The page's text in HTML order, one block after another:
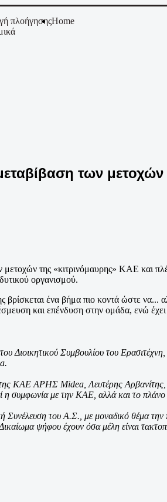
πλοήγησηςHome
των
της «κιτρινόμαυρης» ΚΑΕ και
οργανισμού.
ένα βήμα πιο κοντά ώστε να...
και επένδυση στην ομάδα, ενώ
Συμβουλίου του
ΑΡΗΣ Midea, Λευτέρης Αρβανίτης,
η συμφωνία με την ΚΑΕ, αλλά και το
Συνέλευση του Α.Σ., με μοναδικό θέμα
ψήφου έχουν όσα μέλη είναι